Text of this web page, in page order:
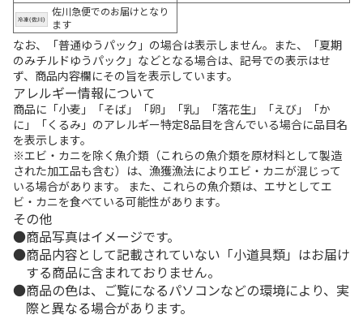
佐川急便でのお届けとなり
ます
なお、「普通ゆうパック」の場合は表示しません。また、「夏期
のみチルドゆうパック」などとなる場合は、記号での表示はせ
ず、商品内容欄にその旨を表示しています。
アレルギー情報について
商品に「小麦」「そば」「卵」「乳」「落花生」「えび」「か
に」「くるみ」のアレルギー特定8品目を含んでいる場合に品目名
を表示します。
※エビ・カニを除く魚介類（これらの魚介類を原材料として製造
された加工品も含む）は、漁獲漁法によりエビ・カニが混じって
いる場合があります。 また、これらの魚介類は、エサとしてエ
ビ・カニを食べている可能性があります。
その他
商品写真はイメージです。
商品内容として記載されていない「小道具類」はお届け
する商品に含まれておりません。
商品の色は、ご覧になるパソコンなどの環境により、実
際と異なる場合があります。